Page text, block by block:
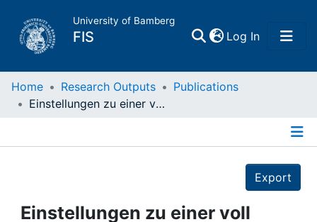
University of Bamberg
FIS Log In(current)
Home
Projects
Home Research Outputs
Publications
Einstellungen zu einer voll implantierbaren bionischen Bauchspeicheldrüse : eine qualitative Studie bei Menschen mit Typ-1-Diabetes
Export
Einstellungen zu einer voll